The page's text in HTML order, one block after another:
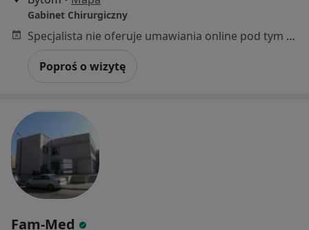
Gabinet Chirurgiczny
Specjalista nie oferuje umawiania online pod tym adresem.
Poproś o wizytę
Fam-Med